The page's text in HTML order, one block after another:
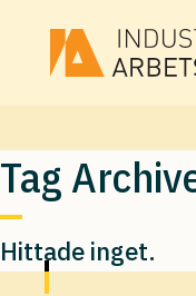
Tag
Hittade inget.